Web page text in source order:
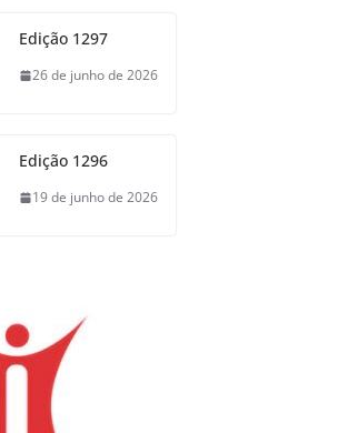
Edição 1297
26 de junho de 2026
Edição 1296
19 de junho de 2026